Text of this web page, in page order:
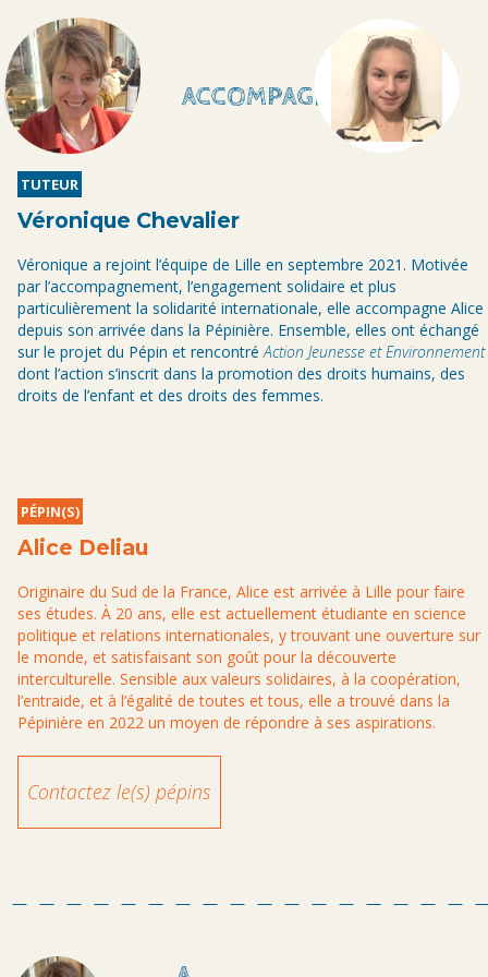
ACCOMPAGNE
TUTEUR
Véronique Chevalier
Véronique a rejoint l’équipe de Lille en septembre 2021. Motivée
par l’accompagnement, l’engagement solidaire et plus
particulièrement la solidarité internationale, elle accompagne Alice
depuis son arrivée dans la Pépinière. Ensemble, elles ont échangé
sur le projet du Pépin et rencontré Action Jeunesse et Environnement
dont l’action s’inscrit dans la promotion des droits humains, des
droits de l’enfant et des droits des femmes.
PÉPIN(S)
Alice Deliau
Originaire du Sud de la France, Alice est arrivée à Lille pour faire
ses études. À 20 ans, elle est actuellement étudiante en science
politique et relations internationales, y trouvant une ouverture sur
le monde, et satisfaisant son goût pour la découverte
interculturelle. Sensible aux valeurs solidaires, à la coopération,
l’entraide, et à l’égalité de toutes et tous, elle a trouvé dans la
Pépinière en 2022 un moyen de répondre à ses aspirations.
Contactez le(s) pépins